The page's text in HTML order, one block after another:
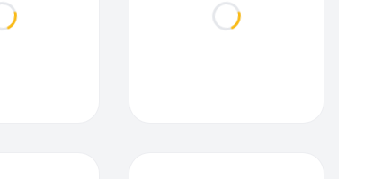
Loading... Loading...